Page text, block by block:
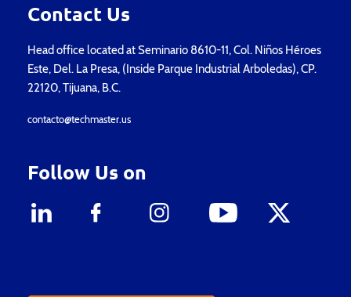
Contact Us
Head office located at Seminario 8610-11, Col. Niños Héroes
Este, Del. La Presa, (Inside Parque Industrial Arboledas), CP.
22120, Tijuana, B.C.
contacto@techmaster.us
Follow Us on